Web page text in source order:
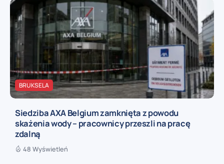
BRUKSELA
Siedziba AXA Belgium zamknięta z powodu
skażenia wody – pracownicy przeszli na pracę
zdalną
48 Wyświetleń